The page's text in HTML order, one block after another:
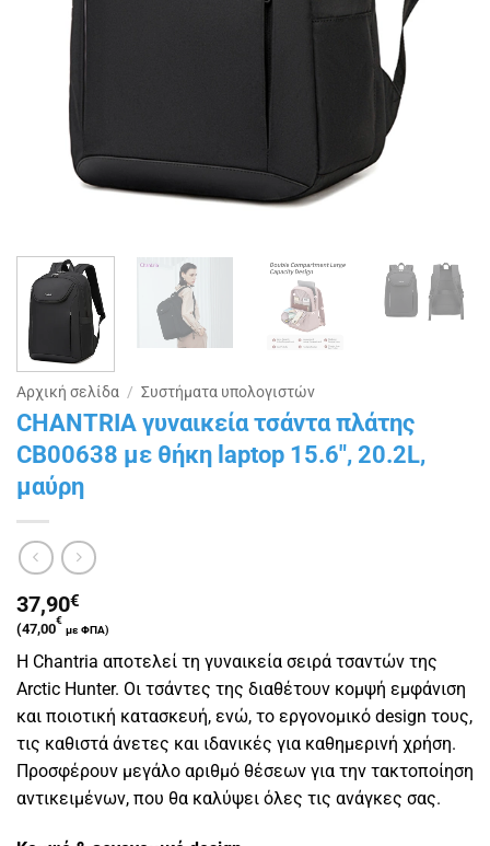
Αρχική σελίδα / Συστήματα υπολογιστών
CHANTRIA γυναικεία τσάντα πλάτης
CB00638 με θήκη laptop 15.6″, 20.2L,
μαύρη
37,90€
(47,00
€
με ΦΠΑ)
Η Chantria αποτελεί τη γυναικεία σειρά τσαντών της
Arctic Hunter. Οι τσάντες της διαθέτουν κομψή εμφάνιση
και ποιοτική κατασκευή, ενώ, το εργονομικό design τους,
τις καθιστά άνετες και ιδανικές για καθημερινή χρήση.
Προσφέρουν μεγάλο αριθμό θέσεων για την τακτοποίηση
αντικειμένων, που θα καλύψει όλες τις ανάγκες σας.